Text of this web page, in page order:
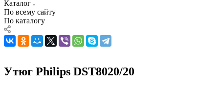
Каталог
По всему сайту
По каталогу
Утюг Philips DST8020/20